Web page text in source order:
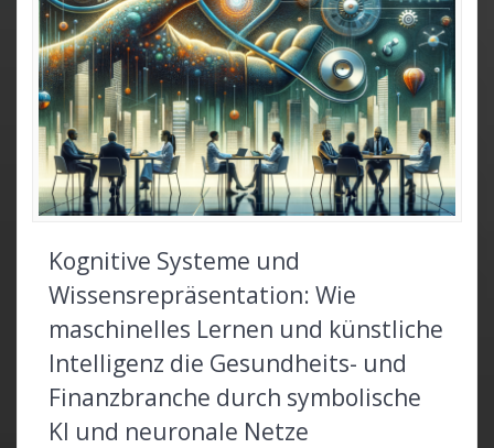
Kognitive Systeme und
Wissensrepräsentation: Wie
maschinelles Lernen und künstliche
Intelligenz die Gesundheits- und
Finanzbranche durch symbolische
KI und neuronale Netze